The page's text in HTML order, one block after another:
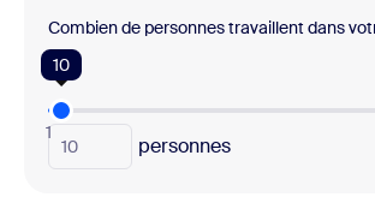
Combien de personnes travaillent dans
10
1
personnes